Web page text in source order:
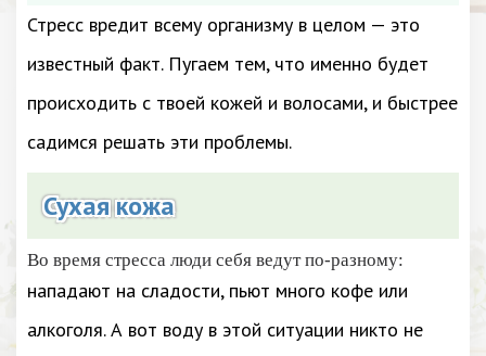
Стресс вредит всему организму в целом — это
известный факт. Пугаем тем, что именно будет
происходить с твоей кожей и волосами, и быстрее
садимся решать эти проблемы.
Сухая кожа
Во время стресса люди себя ведут по-разному:
нападают на сладости, пьют много кофе или
алкоголя. А вот воду в этой ситуации никто не